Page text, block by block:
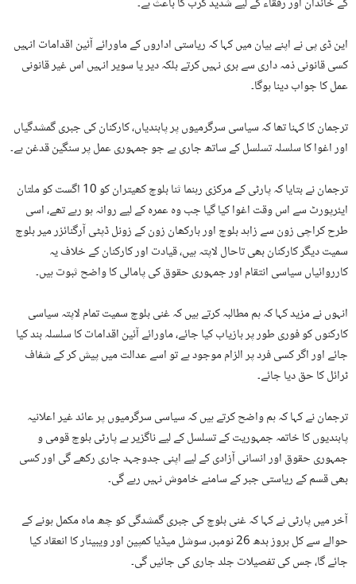
این ڈی پی نے اپنے بیان میں کہا کہ ریاستی اداروں کے ماورائے آئین اقدامات انہیں
کسی قانونی ذمہ داری سے بری نہیں کرتے بلکہ دیر یا سویر انہیں اس غیر قانونی
عمل کا جواب دینا ہوگا۔
ترجمان کا کہنا تھا کہ سیاسی سرگرمیوں پر پابندیاں، کارکنان کی جبری گمشدگیاں
اور اغوا کا سلسلہ تسلسل کے ساتھ جاری ہے جو جمہوری عمل پر سنگین قدغن ہے۔
ترجمان نے بتایا کہ پارٹی کے مرکزی رہنما ثنا بلوچ کھیتران کو 10 اگست کو ملتان
ایئرپورٹ سے اس وقت اغوا کیا گیا جب وہ عمرہ کے لیے روانہ ہو رہے تھے، اسی
طرح کراچی زون سے زاہد بلوچ اور بارکھان زون کے زونل ڈپٹی آرگنائزر میر بلوچ
سمیت دیگر کارکنان بھی تاحال لاپتہ ہیں، قیادت اور کارکنان کے خلاف یہ
کارروائیاں سیاسی انتقام اور جمہوری حقوق کی پامالی کا واضح ثبوت ہیں۔
انہوں نے مزید کہا کہ ہم مطالبہ کرتے ہیں کہ غنی بلوچ سمیت تمام لاپتہ سیاسی
کارکنوں کو فوری طور پر بازیاب کیا جائے، ماورائے آئین اقدامات کا سلسلہ بند کیا
جائے اور اگر کسی فرد پر الزام موجود ہے تو اسے عدالت میں پیش کر کے شفاف
ٹرائل کا حق دیا جائے۔
ترجمان نے کہا کہ ہم واضح کرتے ہیں کہ سیاسی سرگرمیوں پر عائد غیر اعلانیہ
پابندیوں کا خاتمہ جمہوریت کے تسلسل کے لیے ناگزیر ہے پارٹی بلوچ قومی و
جمہوری حقوق اور انسانی آزادی کے لیے اپنی جدوجہد جاری رکھے گی اور کسی
بھی قسم کے ریاستی جبر کے سامنے خاموش نہیں رہے گی۔
آخر میں پارٹی نے کہا کہ غنی بلوچ کی جبری گمشدگی کو چھ ماہ مکمل ہونے کے
حوالے سے کل بروز بدھ 26 نومبر، سوشل میڈیا کمپین اور ویبینار کا انعقاد کیا
جائے گا، جس کی تفصیلات جلد جاری کی جائیں گی۔